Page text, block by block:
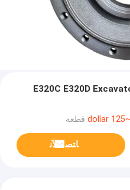
E320C E320D
ﺎﺘﺼﻟ ﺍﻶﻧ